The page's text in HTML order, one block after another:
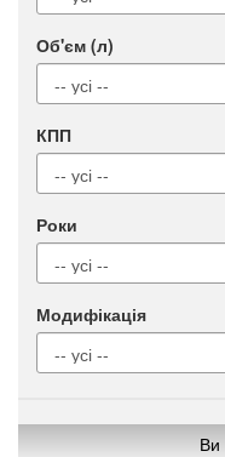
Об'єм (л)
КПП
Роки
Модифікація
Ви